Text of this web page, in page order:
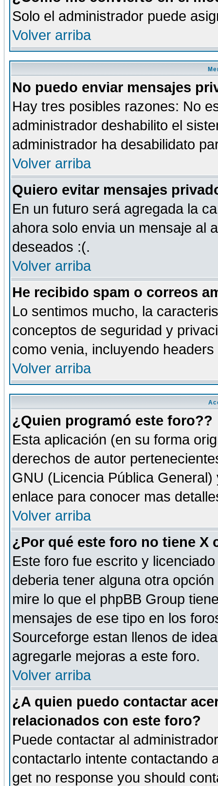
Solo el administrador puede
Volver arriba
No puedo enviar mensajes
Hay tres posibles razones: No
administrador deshabilito el
administrador ha desabilidato
Volver arriba
Quiero evitar mensajes
En un futuro será agregada la
ahora solo envia un mensaje al
deseados :(.
Volver arriba
He recibido spam o correos
Lo sentimos mucho, la
conceptos de seguridad y
como venia, incluyendo
Volver arriba
¿Quien programó este foro??
Esta aplicación (en su forma
derechos de autor
GNU (Licencia Pública
enlace para conocer mas
Volver arriba
¿Por qué este foro no tiene X
Este foro fue escrito y
deberia tener alguna otra
mire lo que el phpBB Group
mensajes de ese tipo en los
Sourceforge estan llenos de
agregarle mejoras a este foro.
Volver arriba
¿A quien puedo contactar
relacionados con este foro?
Puede contactar al
contactarlo intente contactando
get no response you should